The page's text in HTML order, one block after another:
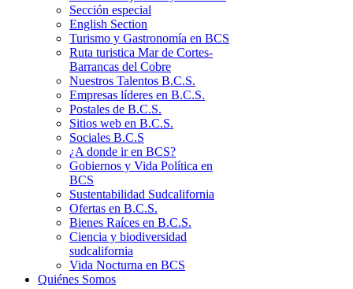
Sección especial
English Section
Turismo y Gastronomía en BCS
Ruta turistica Mar de Cortes-
Barrancas del Cobre
Nuestros Talentos B.C.S.
Empresas líderes en B.C.S.
Postales de B.C.S.
Sitios web en B.C.S.
Sociales B.C.S
¿A donde ir en BCS?
Gobiernos y Vida Política en
BCS
Sustentabilidad Sudcalifornia
Ofertas en B.C.S.
Bienes Raíces en B.C.S.
Ciencia y biodiversidad
sudcalifornia
Vida Nocturna en BCS
Quiénes Somos